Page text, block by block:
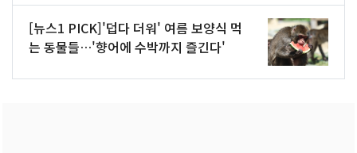
[뉴스1 PICK]'덥다 더워' 여름 보양식 먹
는 동물들…'향어에 수박까지 즐긴다'